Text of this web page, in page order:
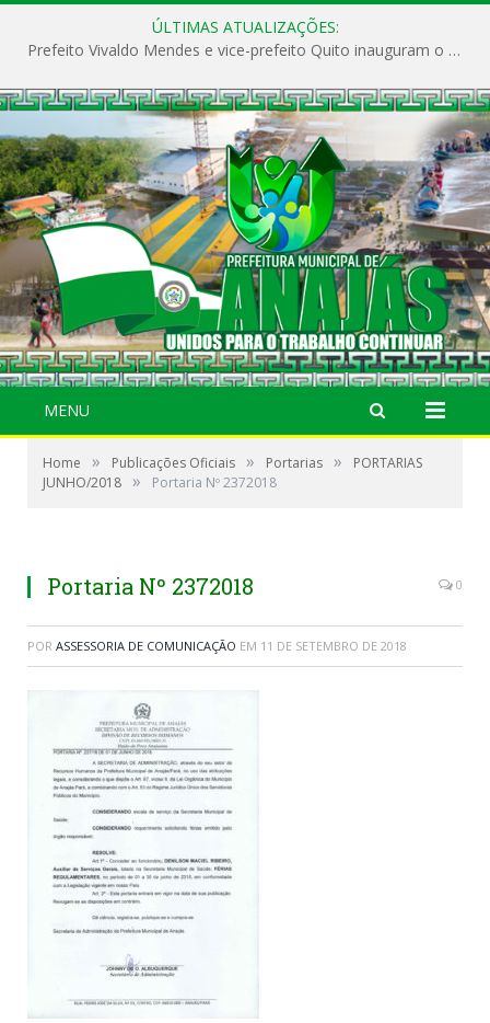
ÚLTIMAS ATUALIZAÇÕES:
Prefeito Vivaldo Mendes e vice-prefeito Quito inauguram o CAPS e fortalecem a saúde pública em Anajás.
MENU
Home » Publicações Oficiais » Portarias »
PORTARIAS
JUNHO/2018 » Portaria Nº 2372018
Portaria Nº 2372018 0
POR ASSESSORIA DE COMUNICAÇÃO EM 11 DE SETEMBRO DE 2018